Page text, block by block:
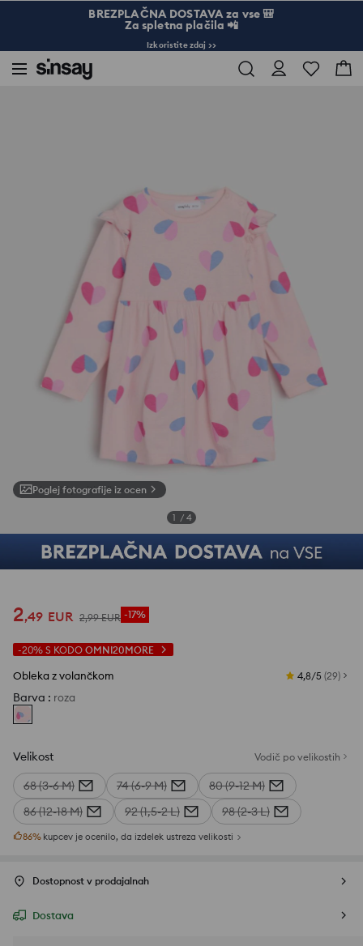
BREZPLAČNA DOSTAVA za vse 🎒
Za spletna plačila 📲
Izkoristite zdaj >>
Poglej fotografije iz ocen
1 / 4
2,49 EUR 2,99 EUR -17%
-20% S KODO OMNI20MORE
Obleka z volančkom 4,8/5 (29)
Barva : roza
Velikost Vodič po velikostih
68 (3-6 M) 74 (6-9 M)
80 (9-12 M)
86 (12-18 M)
92 (1,5-2 L) 98 (2-3 L)
86% kupcev je ocenilo, da izdelek ustreza velikosti
Dostopnost v prodajalnah
Dostava